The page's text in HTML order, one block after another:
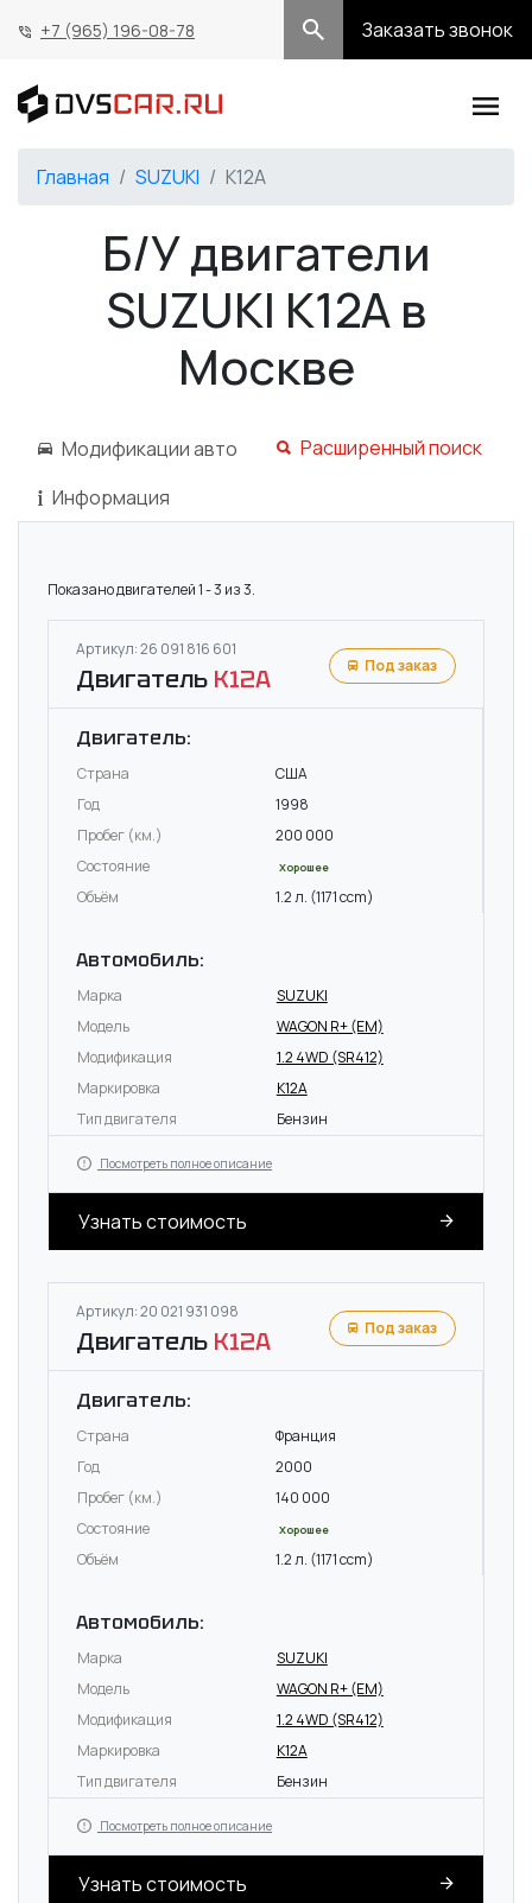
+7 (965) 196-08-78 Заказать звонок
Главная SUZUKI K12A
Б/У двигатели
SUZUKI K12A в
Москве
Модификации авто
Расширенный поиск
Информация
Показано двигателей 1 - 3 из 3.
Артикул: 26 091 816 601
Двигатель K12A Под заказ
Двигатель:
Страна
США
Год
1998
Пробег (км.)
200 000
Состояние
Хорошее
Объём 1.2 л. (1171 ccm)
Автомобиль:
Марка
SUZUKI
Модель
WAGON R+ (EM)
Модификация
1.2 4WD (SR412)
Маркировка
K12A
Тип двигателя
Бензин
Посмотреть полное описание
Узнать стоимость
Артикул: 20 021 931 098
Двигатель K12A Под заказ
Двигатель:
Страна
Франция
Год
2000
Пробег (км.)
140 000
Состояние
Хорошее
Объём 1.2 л. (1171 ccm)
Автомобиль:
Марка
SUZUKI
Модель
WAGON R+ (EM)
Модификация
1.2 4WD (SR412)
Маркировка
K12A
Тип двигателя
Бензин
Посмотреть полное описание
Узнать стоимость